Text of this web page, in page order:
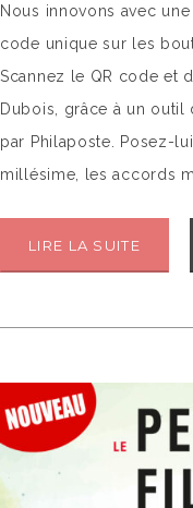
Nous innovons avec
code unique sur les
Scannez le QR code et
Dubois, grâce à un
par Philaposte. Posez-
millésime, les accords
LIRE LA SUITE